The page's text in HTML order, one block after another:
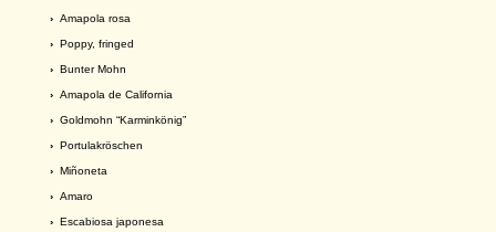
› Amapola rosa
› Poppy, fringed
› Bunter Mohn
› Amapola de California
› Goldmohn “Karminkönig”
› Portulakröschen
› Miñoneta
› Amaro
› Escabiosa japonesa